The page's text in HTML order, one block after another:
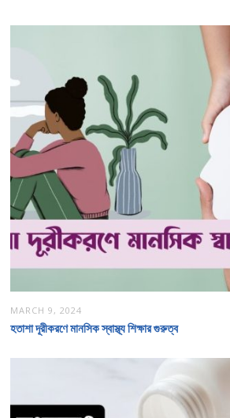
MARCH 9, 2024
হতাশা দূরীকরণে মানসিক স্বাস্থ্য শিক্ষার গুরুত্ব